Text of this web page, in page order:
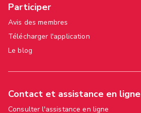
Participer
Avis des membres
Télécharger l'application
Le blog
Contact et assistance en ligne
Consulter l'assistance en ligne